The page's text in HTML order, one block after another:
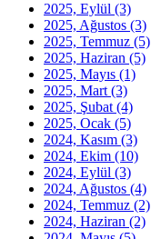
2025, Eylül (3)
2025, Ağustos (3)
2025, Temmuz (5)
2025, Haziran (5)
2025, Mayıs (1)
2025, Mart (3)
2025, Şubat (4)
2025, Ocak (5)
2024, Kasım (3)
2024, Ekim (10)
2024, Eylül (3)
2024, Ağustos (4)
2024, Temmuz (2)
2024, Haziran (2)